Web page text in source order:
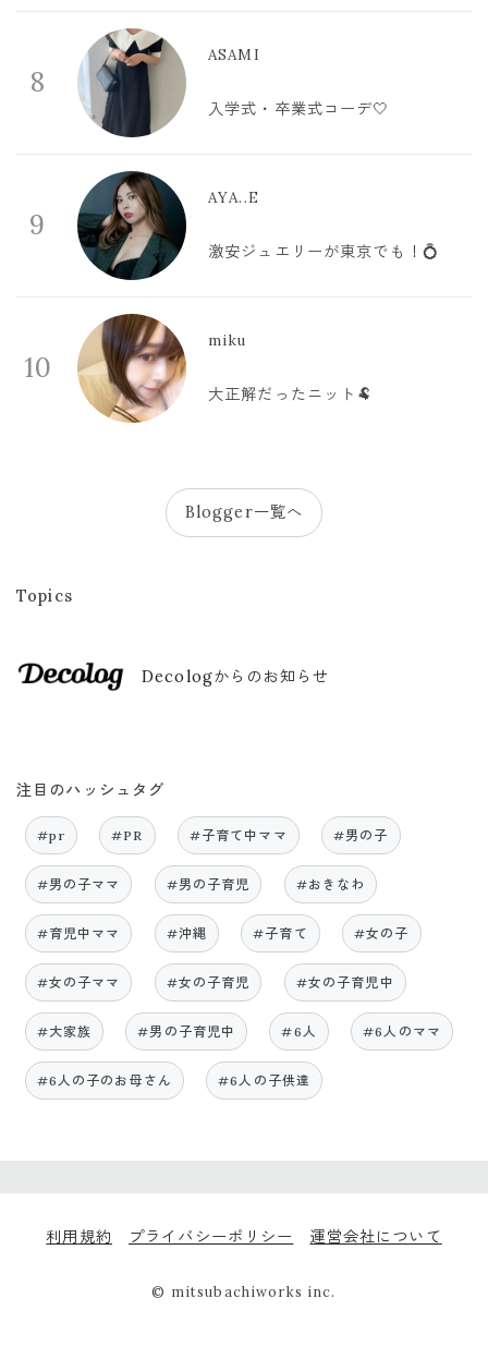
8
ASAMI
入学式・卒業式コーデ🤍
9
AYA..E
激安ジュエリーが東京でも！💍
10
miku
大正解だったニット🐏
Blogger一覧へ
Topics
Decologからのお知らせ
注目のハッシュタグ
#pr #PR #子育て中ママ #男の子
#男の子ママ #男の子育児 #おきなわ
#育児中ママ #沖縄 #子育て #女の子
#女の子ママ #女の子育児 #女の子育児中
#大家族 #男の子育児中 #6人 #6人のママ
#6人の子のお母さん #6人の子供達
利用規約 プライバシーポリシー 運営会社について
© mitsubachiworks inc.